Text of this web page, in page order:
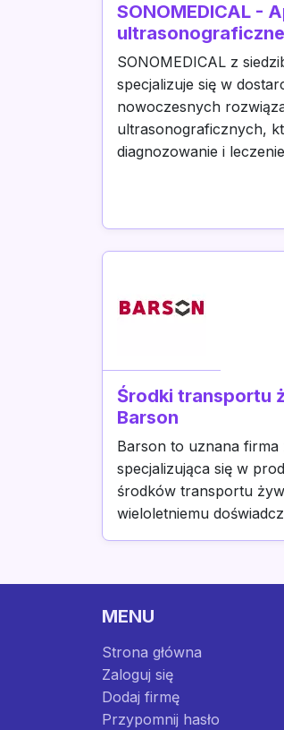
SONOMEDICAL -
ultrasonograficzne
SONOMEDICAL z
specjalizuje się w
nowoczesnych
ultrasonograficznych,
diagnozowanie i
Środki transportu
Barson
Barson to uznana firma
specjalizująca się w
środków transportu
wieloletniemu
MENU
Strona główna
Zaloguj się
Dodaj firmę
Przypomnij hasło